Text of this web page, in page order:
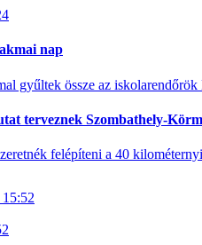
nap
gyűltek össze az
terveznek Szombathely-
felépíteni a 40